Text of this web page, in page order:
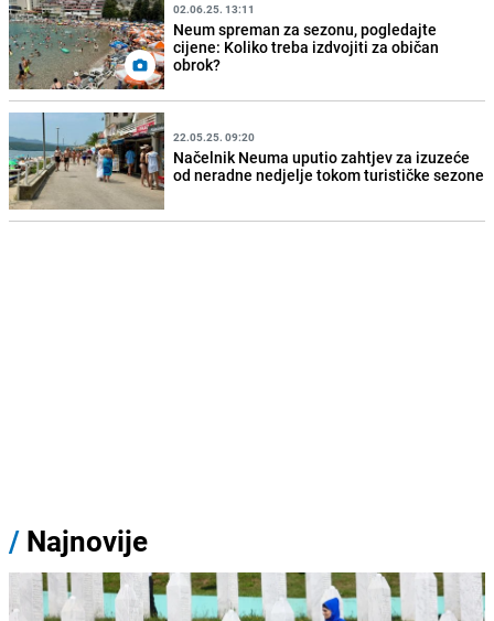
02.06.25. 13:11
Neum spreman za sezonu, pogledajte
cijene: Koliko treba izdvojiti za običan
obrok?
22.05.25. 09:20
Načelnik Neuma uputio zahtjev za izuzeće
od neradne nedjelje tokom turističke sezone
/ Najnovije